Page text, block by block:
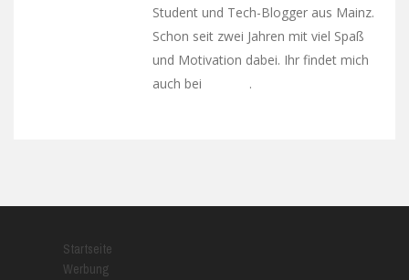
Student und Tech-Blogger aus Mainz.
Schon seit zwei Jahren mit viel Spaß
und Motivation dabei. Ihr findet mich
auch bei
.
Startseite
Werbung